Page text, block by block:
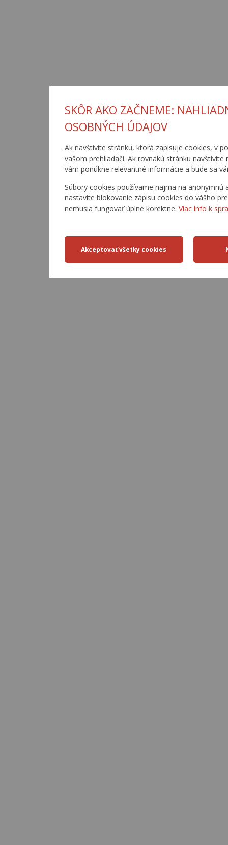
SKÔR AKO ZAČNEME:
OSOBNÝCH ÚDAJOV
Ak navštívite stránku, ktorá zapisuje cookies, v
vašom prehliadači. Ak rovnakú stránku
vám ponúkne relevantné informácie a bude sa
Súbory cookies používame najmä na anonymnú
nastavíte blokovanie zápisu cookies do vášho
nemusia fungovať úplne korektne. Viac info k